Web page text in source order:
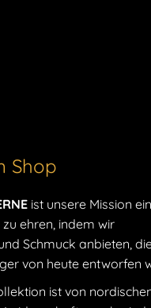
Shop
ist unsere Mission
zu ehren, indem wir
Schmuck anbieten,
von heute entworfen
ist von